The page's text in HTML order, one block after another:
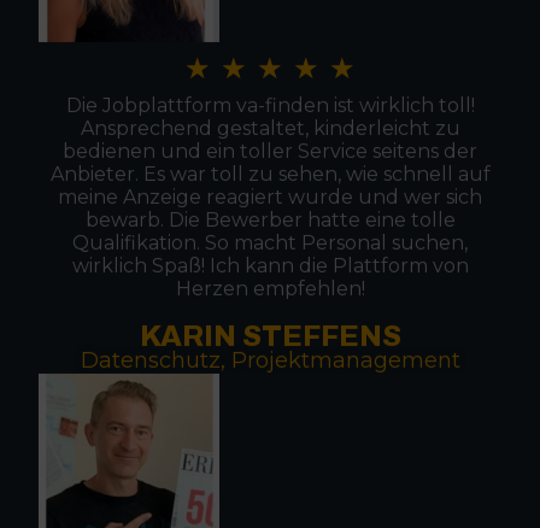
★ ★ ★ ★ ★
Die Jobplattform va-finden ist wirklich toll!
Ansprechend gestaltet, kinderleicht zu
bedienen und ein toller Service seitens der
Anbieter. Es war toll zu sehen, wie schnell auf
meine Anzeige reagiert wurde und wer sich
bewarb. Die Bewerber hatte eine tolle
Qualifikation. So macht Personal suchen,
wirklich Spaß! Ich kann die Plattform von
Herzen empfehlen!
KARIN STEFFENS
Datenschutz, Projektmanagement